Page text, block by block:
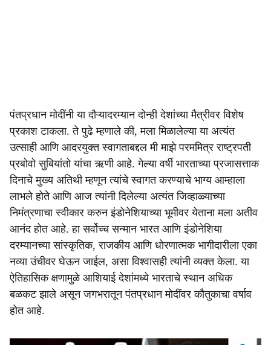
पंतप्रधान मोदींनी या दौऱ्यादरम्यान दोन्ही देशांच्या मैत्रीवर विशेष
प्रकाश टाकला. ते पुढे म्हणाले की, मला मिळालेल्या या अत्यंत
उत्साही आणि आदरयुक्त स्वागताबद्दल मी माझे परममित्र राष्ट्रपती
प्रबोवो सुबियांतो यांचा ऋणी आहे. गेल्या वर्षी भारताच्या प्रजासत्ताक
दिनाचे मुख्य अतिथी म्हणून त्यांचे स्वागत करण्याचे भाग्य आम्हाला
लाभले होते आणि आज त्यांनी दिलेल्या अत्यंत जिव्हाळ्याच्या
निमंत्रणाचा स्वीकार करुन इंडोनेशियाच्या भूमीवर येताना मला अतीव
आनंद होत आहे. हा सर्वोच्च सन्मान भारत आणि इंडोनेशिया
दरम्यानच्या सांस्कृतिक, राजकीय आणि धोरणात्मक भागीदारीला एका
नव्या उंचीवर घेऊन जाईल, असा विश्वासही त्यांनी व्यक्त केला. या
ऐतिहासिक क्षणामुळे आशियाई देशांमध्ये भारताचे स्थान अधिक
बळकट झाले असून जगभरातून पंतप्रधान मोदींवर कौतुकाचा वर्षाव
होत आहे.